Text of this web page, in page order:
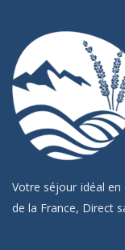
Votre séjour idéal
de la France, Direct